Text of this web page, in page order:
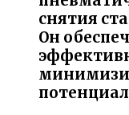
снятия
Он